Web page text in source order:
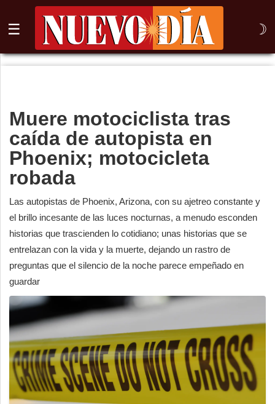
☰ ☽
⌕
Nogales
Columna
Sonora
México
Internacional
Deportes
Espectáculos
Tecnología
Contacto
Edición Impresa
Muere motociclista tras
caída de autopista en
Phoenix; motocicleta
robada
Las autopistas de Phoenix, Arizona, con su ajetreo constante y
el brillo incesante de las luces nocturnas, a menudo esconden
historias que trascienden lo cotidiano; unas historias que se
entrelazan con la vida y la muerte, dejando un rastro de
preguntas que el silencio de la noche parece empeñado en
guardar